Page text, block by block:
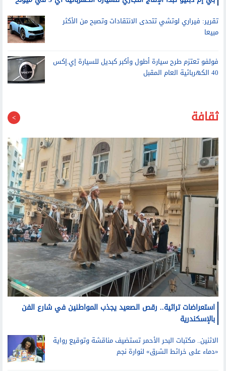
بي إم دبليو تبدأ الإنتاج التجاري للسيارة الكهربائية آي 3 في ميونخ
تقرير: فيراري لوتشي تتحدى الانتقادات وتصبح من الأكثر
مبيعا
فولفو تعتزم طرح سيارة أطول وأكبر كبديل للسيارة إي.إكس
40 الكهربائية العام المقبل
ثقافة
استعراضات تراثية.. رقص الصعيد يجذب المواطنين في شارع الفن
بالإسكندرية
الاثنين.. مكتبات البحر الأحمر تستضيف مناقشة وتوقيع رواية
«دماء على خرائط الشرق» لنوارة نجم